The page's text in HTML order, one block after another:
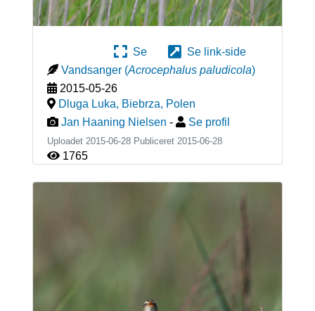
Se
Se link-side
Vandsanger (Acrocephalus paludicola)
2015-05-26
Dluga Luka, Biebrza, Polen
Jan Haaning Nielsen - Se profil
Uploadet 2015-06-28 Publiceret 2015-06-28
1765